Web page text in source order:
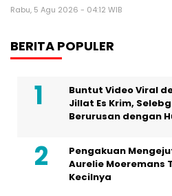
Rabu, 5 Agu 2026 - 04:12 WIB
BERITA POPULER
Buntut Video Viral
Jillat Es Krim,
Berurusan dengan
Pengakuan
Aurelie Moeremans
Kecilnya